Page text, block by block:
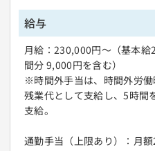
給与
月給：230,000円〜（基本
間分 9,000円を含む）
※時間外手当は、時間外労
残業代として支給し、5時間
支給。
通勤手当（上限あり）：月